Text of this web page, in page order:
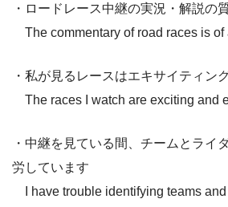
・ロードレース中継の実況・解説の
The commentary of road races is of
・私が見るレースはエキサイティン
The races I watch are exciting and
・中継を見ている間、チームとライ
労しています
I have trouble identifying teams